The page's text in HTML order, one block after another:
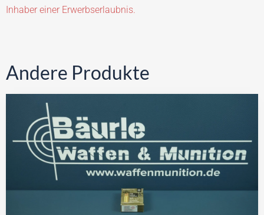
Inhaber einer Erwerbserlaubnis.
Andere Produkte